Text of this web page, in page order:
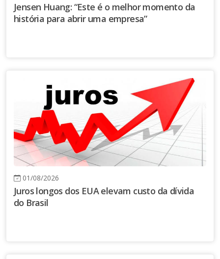
Jensen Huang: “Este é o melhor momento da
história para abrir uma empresa”
01/08/2026
Juros longos dos EUA elevam custo da dívida
do Brasil